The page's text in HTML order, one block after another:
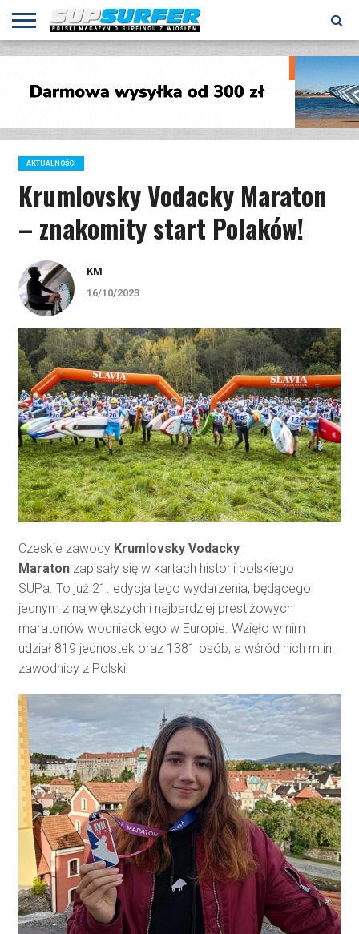
AKTUALNOŚCI
AKTUALNOŚCI
Krumlovsky Vodacky Maraton
– znakomity start Polaków!
KM
16/10/2023
Czeskie zawody Krumlovsky Vodacky
Maratonzapisały się w kartach historii polskiego
SUPa. To już 21. edycja tego wydarzenia, będącego
jednym z największych i najbardziej prestiżowych
maratonów wodniackiego w Europie. Wzięło w nim
udział 819 jednostek oraz 1381 osób, a wśród nich m.in.
zawodnicy z Polski: